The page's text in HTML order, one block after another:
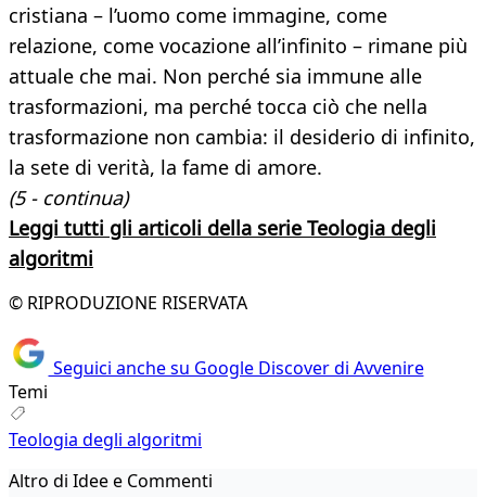
cristiana – l’uomo come immagine, come
relazione, come vocazione all’infinito – rimane più
attuale che mai. Non perché sia immune alle
trasformazioni, ma perché tocca ciò che nella
trasformazione non cambia: il desiderio di infinito,
la sete di verità, la fame di amore.
(5 - continua)
Leggi tutti gli articoli della serie Teologia degli
algoritmi
© RIPRODUZIONE RISERVATA
Seguici anche su Google Discover di Avvenire
Temi
Teologia degli algoritmi
Altro di Idee e Commenti